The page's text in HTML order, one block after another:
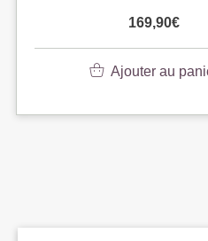
169,90€
Ajouter au